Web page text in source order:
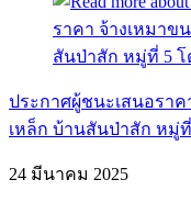
ประกาศผู้ชนะเสนอรา
เหล็ก บ้านสันป่าสัก หมู่ที่
24 มีนาคม 2025